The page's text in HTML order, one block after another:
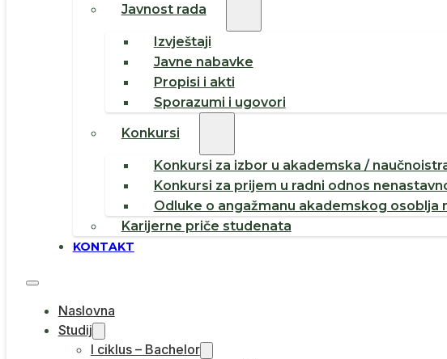
Javnost rada
Izvještaji
Javne nabavke
Propisi i akti
Sporazumi i ugovori
Konkursi
Konkursi za izbor u akademska /
Konkursi za prijem u radni odnos
Odluke o angažmanu akademskog
Karijerne priče studenata
KONTAKT
Naslovna
Studij
I ciklus – Bachelor